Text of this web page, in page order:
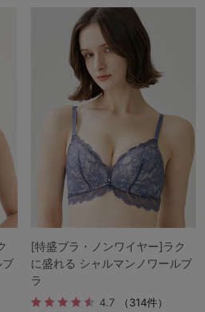
ブ
[特盛ブラ・ノンワイヤー]ラク
に盛れる シャルマンノワールブ
ラ
4.7 （314件）